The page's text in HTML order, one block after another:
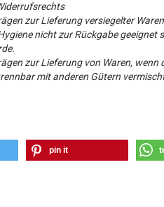
zur Lieferung versiegelter
nicht zur Rückgabe geeignet
zur Lieferung von Waren, wenn
mit anderen Gütern
pin it